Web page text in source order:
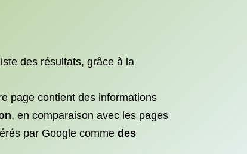
des résultats, grâce à la
page contient des informations
, en comparaison avec les pages
par Google comme des